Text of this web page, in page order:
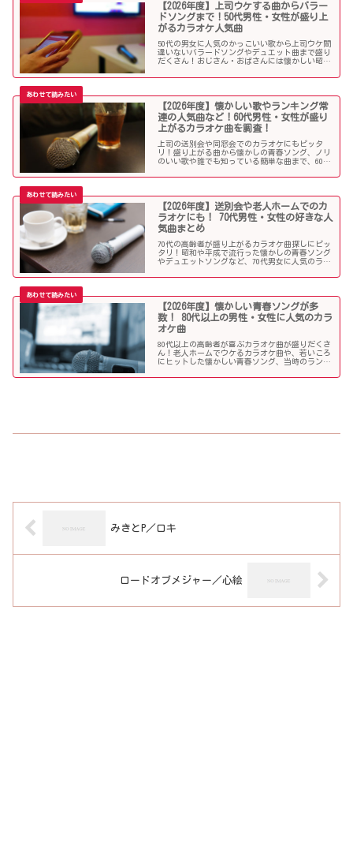
【2026年度】上司ウケする曲からバラー
ドソングまで！50代男性・女性が盛り上
がるカラオケ人気曲
50代の男女に人気のかっこいい歌から上司ウケ間
違いないバラードソングやデュエット曲まで盛り
だくさん！おじさん・おばさんには懐かしい昭和
懐メロも多数。みんなが知っている曲は音痴でも
はず！
【2026年度】懐かしい歌やランキング常
連の人気曲など！60代男性・女性が盛り
上がるカラオケ曲を調査！
上司の送別会や同窓会でのカラオケにもピッタ
リ！盛り上がる曲から懐かしの青春ソング、ノリ
のいい歌や誰でも知っている簡単な曲まで、60代
でご紹介します！
【2026年度】送別会や老人ホームでのカ
ラオケにも！ 70代男性・女性の好きな人
気曲まとめ
70代の高齢者が盛り上がるカラオケ曲探しにピッ
タリ！昭和や平成で流行った懐かしの青春ソング
やデュエットソングなど、70代男女に人気のラン
ウケる曲、老人に喜ばれる曲が詰まったラインナ
【2026年度】懐かしい青春ソングが多
数！ 80代以上の男性・女性に人気のカラ
オケ曲
80代以上の高齢者が喜ぶカラオケ曲が盛りだくさ
ん！老人ホームでウケるカラオケ曲や、若いころ
にヒットした懐かしい青春ソング、当時のランキ
た！
みきとP／ロキ
ロードオブメジャー／心絵